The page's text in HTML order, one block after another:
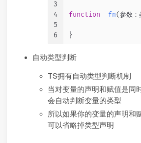
3
4
5
6
function fn(参数
}
自动类型判断
TS拥有自动类型判断机制
当对变量的声明和赋值是同
会自动判断变量的类型
所以如果你的变量的声明和
可以省略掉类型声明